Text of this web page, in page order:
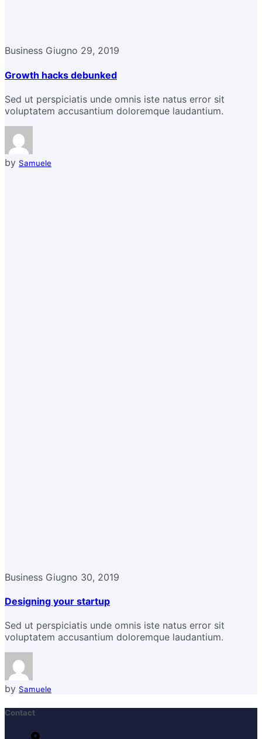
Business Giugno 29, 2019
Growth hacks debunked
Sed ut perspiciatis unde omnis iste natus error sit
voluptatem accusantium doloremque laudantium.
by Samuele
Business Giugno 30, 2019
Designing your startup
Sed ut perspiciatis unde omnis iste natus error sit
voluptatem accusantium doloremque laudantium.
by Samuele
Contact